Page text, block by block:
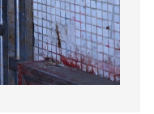
大行動將防蚊資訊配送到家